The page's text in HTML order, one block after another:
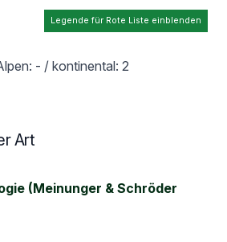
Legende für Rote Liste einblenden
- / kontinental: 2
Art
(Meinunger & Schröder